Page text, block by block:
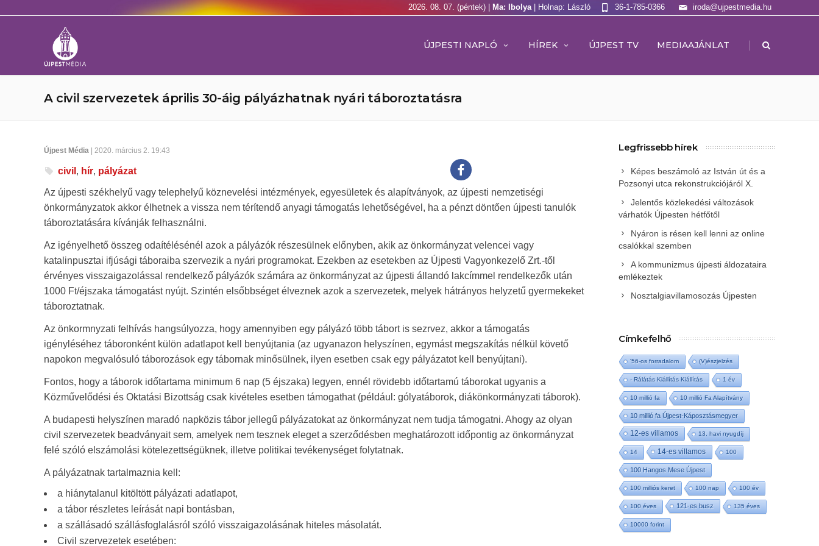
2026. 08. 07. (péntek) | Ma: Ibolya | Holnap: László iroda@ujpestmedia.hu
36-1-785-0366
ÚJPESTI NAPLÓ HÍREK ÚJPEST TV MEDIAAJÁNLAT |
A civil szervezetek április 30-áig pályázhatnak nyári táboroztatásra
Újpest Média | 2020. március 2. 19:43
civil , hír, pályázat
Az újpesti székhelyű vagy telephelyű köznevelési intézmények, egyesületek és alapítványok, az újpesti nemzetiségi
önkormányzatok akkor élhetnek a vissza nem térítendő anyagi támogatás lehetőségével, ha a pénzt döntően újpesti tanulók
táboroztatására kívánják felhasználni.
Az igényelhető összeg odaítélésénél azok a pályázók részesülnek előnyben, akik az önkormányzat velencei vagy
katalinpusztai ifjúsági táboraiba szervezik a nyári programokat. Ezekben az esetekben az Újpesti Vagyonkezelő Zrt.-től
érvényes visszaigazolással rendelkező pályázók számára az önkormányzat az újpesti állandó lakcímmel rendelkezők után
1000 Ft/éjszaka támogatást nyújt. Szintén elsőbbséget élveznek azok a szervezetek, melyek hátrányos helyzetű gyermekeket
táboroztatnak.
Az önkormnyzati felhívás hangsúlyozza, hogy amennyiben egy pályázó több tábort is sezrvez, akkor a támogatás
igényléséhez táboronként külön adatlapot kell benyújtania (az ugyanazon helyszínen, egymást megszakítás nélkül követő
napokon megvalósuló táborozások egy tábornak minősülnek, ilyen esetben csak egy pályázatot kell benyújtani).
Fontos, hogy a táborok időtartama minimum 6 nap (5 éjszaka) legyen, ennél rövidebb időtartamú táborokat ugyanis a
Közművelődési és Oktatási Bizottság csak kivételes esetben támogathat (például: gólyatáborok, diákönkormányzati táborok).
A budapesti helyszínen maradó napközis tábor jellegű pályázatokat az önkormányzat nem tudja támogatni. Ahogy az olyan
civil szervezetek beadványait sem, amelyek nem tesznek eleget a szerződésben meghatározott időpontig az önkormányzat
felé szóló elszámolási kötelezettségüknek, illetve politikai tevékenységet folytatnak.
A pályázatnak tartalmaznia kell:
a hiánytalanul kitöltött pályázati adatlapot,
a tábor részletes leírását napi bontásban,
a szállásadó szállásfoglalásról szóló visszaigazolásának hiteles másolatát.
Civil szervezetek esetében:
Legfrissebb hírek
Képes beszámoló az István út és a
Pozsonyi utca rekonstrukciójáról X.
Jelentős közlekedési változások
várhatók Újpesten hétfőtől
Nyáron is résen kell lenni az online
csalókkal szemben
A kommunizmus újpesti áldozataira
emlékeztek
Nosztalgiavillamosozás Újpesten
Címkefelhő
'56-os forradalom (V)észjelzés
- Rálátás Kiállítás Kiállítás 1 év
10 millió fa 10 millió Fa Alapítvány
10 millió fa Újpest-Káposztásmegyer
12-es villamos 13. havi nyugdíj
14 14-es villamos 100
100 Hangos Mese Újpest
100 milliós keret 100 nap 100 év
100 éves 121-es busz 135 éves
10000 forint